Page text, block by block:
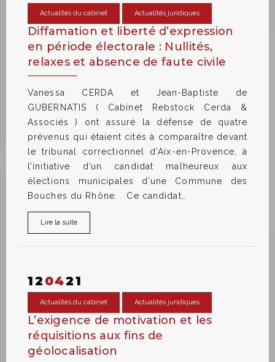
Actualités du cabinet Actualités juridiques
Diffamation et liberté d’expression
en période électorale : Nullités,
relaxes et absence de faute civile
Vanessa CERDA et Jean-Baptiste de
GUBERNATIS ( Cabinet Rebstock Cerda &
Associés ) ont assuré la défense de quatre
prévenus qui étaient cités à comparaître devant
le tribunal correctionnel d’Aix-en-Provence, à
l’initiative d’un candidat malheureux aux
élections municipales d’une Commune des
Bouches du Rhône. Ce candidat…
Lire la suite
12 0421
Actualités du cabinet Actualités juridiques
L’exigence de motivation et les
réquisitions aux fins de
géolocalisation